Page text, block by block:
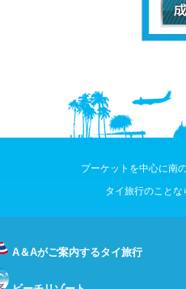
プーケットを中心に南
タイ旅行のこと
A＆Aがご案内するタイ旅行